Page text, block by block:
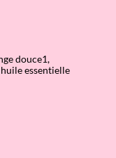
douce1,
essentielle